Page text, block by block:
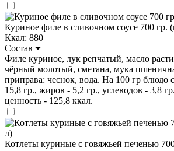
Куриное филе в сливочном соусе 700 гр.
Ккал: 880
Состав
Филе куриное, лук репчатый, масло
чёрный молотый, сметана, мука
приправа: чеснок, вода. На 100 гр блюдо
15,8 гр., жиров - 5,2 гр., углеводов - 3,8
ценность - 125,8 ккал.
Котлеты куриные с говяжьей печенью